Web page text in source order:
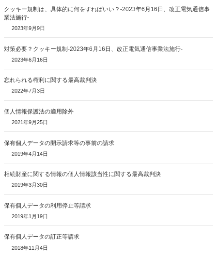
クッキー規制は、具体的に何をすればいい？-2023年6月16日、改正電気通信事
業法施行-
2023年9月9日
対策必要？クッキー規制-2023年6月16日、改正電気通信事業法施行-
2023年6月16日
忘れられる権利に関する最高裁判決
2022年7月3日
個人情報保護法の適用除外
2021年9月25日
保有個人データの開示請求等の事前の請求
2019年4月14日
相続財産に関する情報の個人情報該当性に関する最高裁判決
2019年3月30日
保有個人データの利用停止等請求
2019年1月19日
保有個人データの訂正等請求
2018年11月4日